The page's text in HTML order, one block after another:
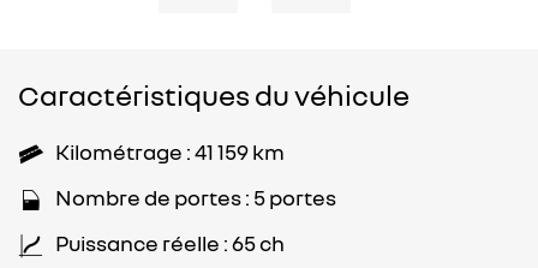
Caractéristiques du véhicule
Kilométrage : 41 159 km
Nombre de portes : 5 portes
Puissance réelle : 65 ch